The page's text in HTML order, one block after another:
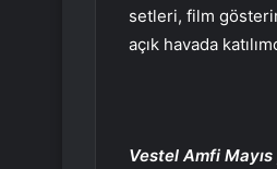
setleri, film
açık havada
Vestel Amfi Mayıs